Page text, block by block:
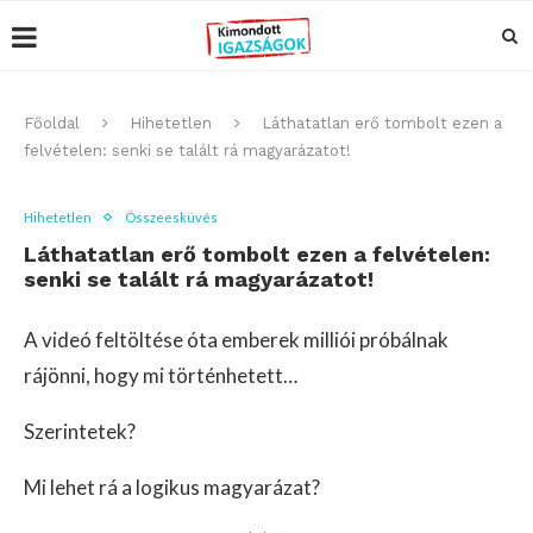
Főoldal Hihetetlen
Láthatatlan erő tombolt ezen a
felvételen: senki se talált rá magyarázatot!
Hihetetlen Összeesküvés
Láthatatlan erő tombolt ezen a felvételen:
senki se talált rá magyarázatot!
A videó feltöltése óta emberek milliói próbálnak
rájönni, hogy mi történhetett…
Szerintetek?
Mi lehet rá a logikus magyarázat?